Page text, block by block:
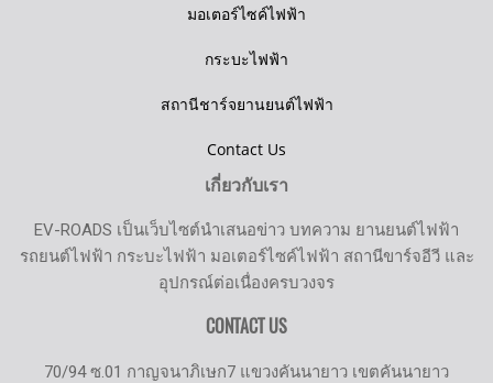
มอเตอร์ไซค์ไฟฟ้า
กระบะไฟฟ้า
สถานีชาร์จยานยนต์ไฟฟ้า
Contact Us
เกี่ยวกับเรา
EV-ROADS เป็นเว็บไซต์นำเสนอข่าว บทความ ยานยนต์ไฟฟ้า
รถยนต์ไฟฟ้า กระบะไฟฟ้า มอเตอร์ไซค์ไฟฟ้า สถานีขาร์จอีวี และ
อุปกรณ์ต่อเนื่องครบวงจร
CONTACT US
70/94 ซ.01 กาญจนาภิเษก7 แขวงคันนายาว เขตคันนายาว